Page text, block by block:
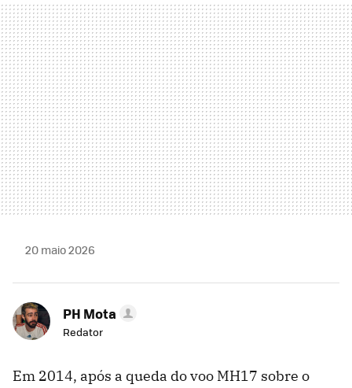
MAIL
20 maio 2026
PH Mota
Redator
Em 2014, após a queda do voo MH17 sobre o